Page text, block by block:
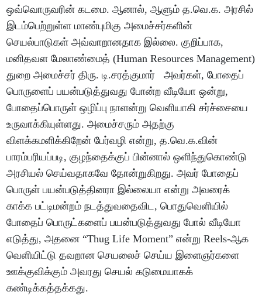
ஒவ்வொருவரின் கடமை. ஆனால், ஆளும் த.வெ.க. அரசில்
இடம்பெற்றுள்ள மாண்புமிகு அமைச்சர்களின்
செயல்பாடுகள் அவ்வாறானதாக இல்லை. குறிப்பாக,
மனிதவள மேலாண்மைத் (Human Resources Management)
துறை அமைச்சர் திரு. டி.சரத்குமார் அவர்கள், போதைப்
பொருளைப் பயன்படுத்துவது போன்ற வீடியோ ஒன்று,
போதைப்பொருள் ஒழிப்பு நாளன்று வெளியாகி சர்ச்சையை
உருவாக்கியுள்ளது. அமைச்சரும் அதற்கு
விளக்கமளிக்கிறேன் பேர்வழி என்று, த.வெ.க.வின்
பாரம்பரியப்படி, குழந்தைக்குப் பின்னால் ஒளிந்துகொண்டு
அரசியல் செய்வதாகவே தோன்றுகிறது. அவர் போதைப்
பொருள் பயன்படுத்தினரா இல்லையா என்று அவரைக்
காக்க பட்டிமன்றம் நடத்துவதைவிட, பொதுவெளியில்
போதைப் பொருட்களைப் பயன்படுத்துவது போல் வீடியோ
எடுத்து, அதனை “Thug Life Moment” என்று Reels-ஆக
வெளியிட்டு தவறான செயலைச் செய்ய இளைஞர்களை
ஊக்குவிக்கும் அவரது செயல் கடுமையாகக்
கண்டிக்கத்தக்கது.